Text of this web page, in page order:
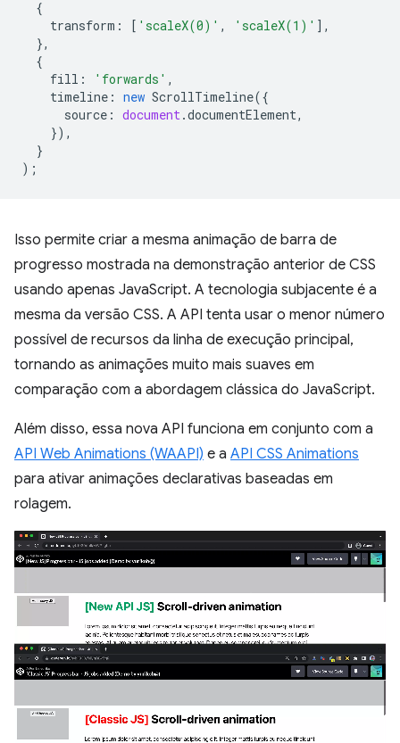
{
transform : [ 'scaleX(0)' , 'scaleX(1)' ],
},
{
fill : 'forwards' ,
timeline : new ScrollTimeline({
source : document.documentElement,
}),
}
);
Isso permite criar a mesma animação de barra de
progresso mostrada na demonstração anterior de CSS
usando apenas JavaScript. A tecnologia subjacente é a
mesma da versão CSS. A API tenta usar o menor número
possível de recursos da linha de execução principal,
tornando as animações muito mais suaves em
comparação com a abordagem clássica do JavaScript.
Além disso, essa nova API funciona em conjunto com a
API Web Animations (WAAPI) e a API CSS Animations
para ativar animações declarativas baseadas em
rolagem.